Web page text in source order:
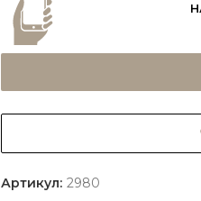
Артикул: 2980